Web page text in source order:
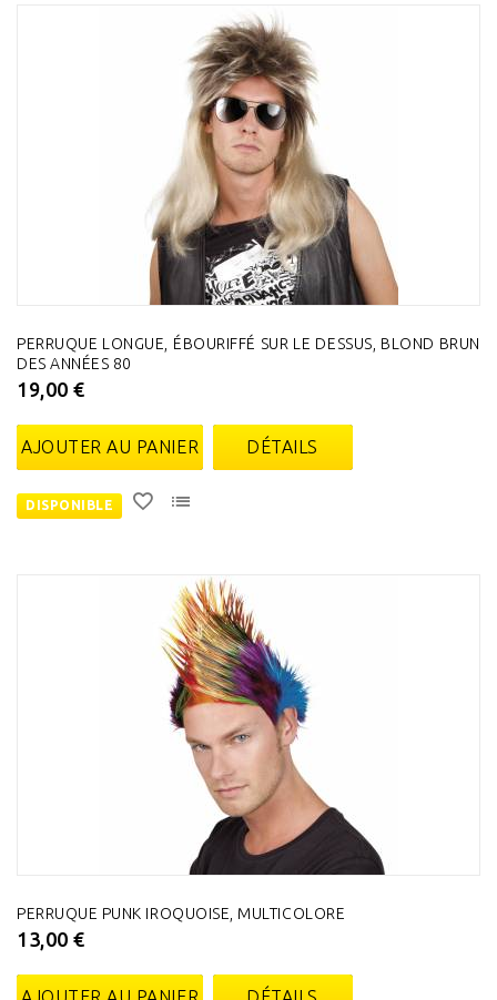
PERRUQUE LONGUE, ÉBOURIFFÉ SUR LE DESSUS, BLOND BRUN
DES ANNÉES 80
19,00 €
AJOUTER AU PANIER DÉTAILS
DISPONIBLE
PERRUQUE PUNK IROQUOISE, MULTICOLORE
13,00 €